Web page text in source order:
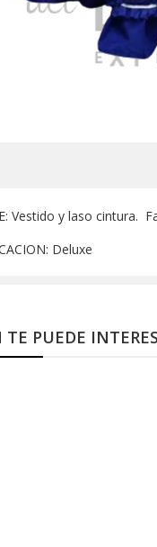
Vestido y laso cintura.
Deluxe
PUEDE